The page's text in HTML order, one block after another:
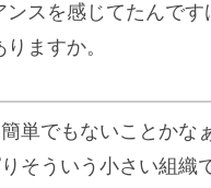
スを感じてたんで
ますか。
単でもないことかな
そういう小さい組織